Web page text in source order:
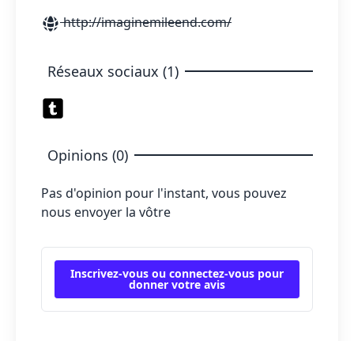
http://imaginemileend.com/
Réseaux sociaux (1)
Opinions (0)
Pas d'opinion pour l'instant, vous pouvez
nous envoyer la vôtre
Inscrivez-vous ou connectez-vous pour
donner votre avis